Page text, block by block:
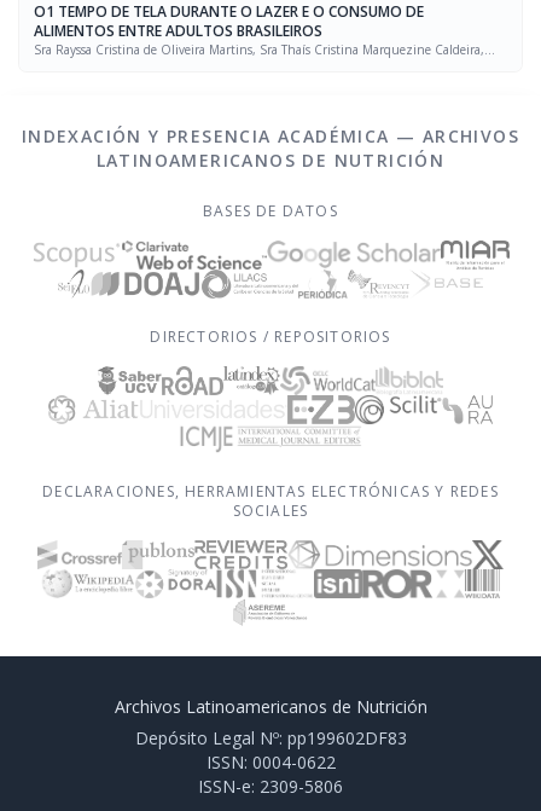
O1 TEMPO DE TELA DURANTE O LAZER E O CONSUMO DE
ALIMENTOS ENTRE ADULTOS BRASILEIROS
Sra Rayssa Cristina de Oliveira Martins, Sra Thaís Cristina Marquezine Caldeira,
INDEXACIÓN Y PRESENCIA ACADÉMICA — ARCHIVOS
LATINOAMERICANOS DE NUTRICIÓN
BASES DE DATOS
DIRECTORIOS / REPOSITORIOS
DECLARACIONES, HERRAMIENTAS ELECTRÓNICAS Y REDES
SOCIALES
Archivos Latinoamericanos de Nutrición
Depósito Legal Nº: pp199602DF83
ISSN: 0004-0622
ISSN-e: 2309-5806